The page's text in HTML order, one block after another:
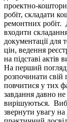
проектно-
робіт, складати
ремонтних робіт.
входити
документації для
цін, ведення
на підставі актів
На перший
розпочинати
повчитися у тих
завдання давно
вирішуються.
звернути увагу